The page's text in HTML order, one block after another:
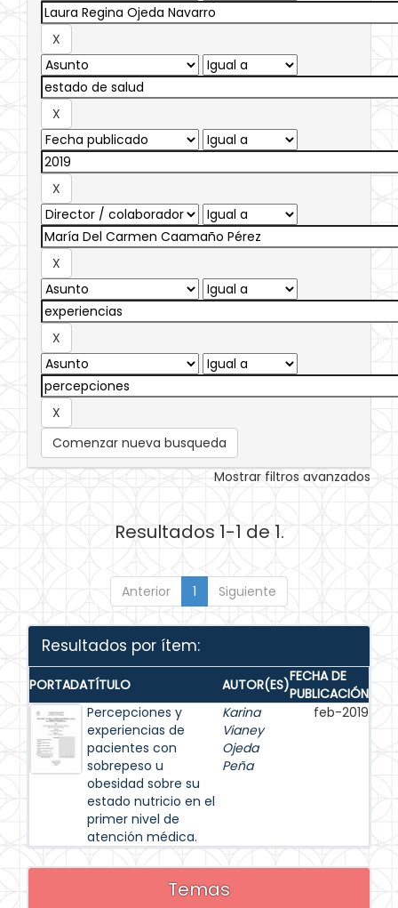
Comenzar nueva busqueda
Mostrar filtros avanzados
Resultados 1-1 de 1.
Anterior 1 Siguiente
Resultados por ítem:
PORTADATÍTULO AUTOR(ES)FECHA DE
PUBLICACIÓN
Percepciones y
experiencias de
pacientes con
sobrepeso u
obesidad sobre su
estado nutricio en el
primer nivel de
atención médica.
Karina
Vianey
Ojeda
Peña
feb-2019
Temas